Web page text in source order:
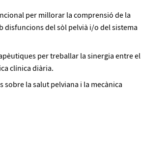
per millorar la comprensió de la
disfuncions del sòl pelvià i/o del sistema
per treballar la sinergia entre el
clínica diària.
la salut pelviana i la mecànica